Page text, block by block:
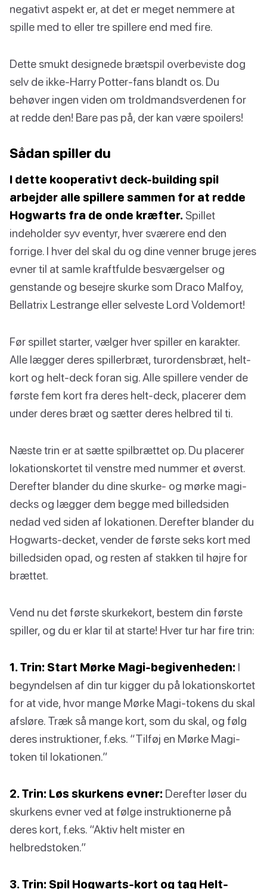
negativt aspekt er, at det er meget nemmere at
spille med to eller tre spillere end med fire.
Dette smukt designede brætspil overbeviste dog
selv de ikke-Harry Potter-fans blandt os. Du
behøver ingen viden om troldmandsverdenen for
at redde den! Bare pas på, der kan være spoilers!
Sådan spiller du
I dette kooperativt deck-building spil
arbejder alle spillere sammen for at redde
Hogwarts fra de onde kræfter. Spillet
indeholder syv eventyr, hver sværere end den
forrige. I hver del skal du og dine venner bruge jeres
evner til at samle kraftfulde besværgelser og
genstande og besejre skurke som Draco Malfoy,
Bellatrix Lestrange eller selveste Lord Voldemort!
Før spillet starter, vælger hver spiller en karakter.
Alle lægger deres spillerbræt, turordensbræt, helt-
kort og helt-deck foran sig. Alle spillere vender de
første fem kort fra deres helt-deck, placerer dem
under deres bræt og sætter deres helbred til ti.
Næste trin er at sætte spilbrættet op. Du placerer
lokationskortet til venstre med nummer et øverst.
Derefter blander du dine skurke- og mørke magi-
decks og lægger dem begge med billedsiden
nedad ved siden af lokationen. Derefter blander du
Hogwarts-decket, vender de første seks kort med
billedsiden opad, og resten af stakken til højre for
brættet.
Vend nu det første skurkekort, bestem din første
spiller, og du er klar til at starte! Hver tur har fire trin:
1. Trin: Start Mørke Magi-begivenheden: I
begyndelsen af din tur kigger du på lokationskortet
for at vide, hvor mange Mørke Magi-tokens du skal
afsløre. Træk så mange kort, som du skal, og følg
deres instruktioner, f.eks. “Tilføj en Mørke Magi-
token til lokationen.”
2. Trin: Løs skurkens evner: Derefter løser du
skurkens evner ved at følge instruktionerne på
deres kort, f.eks. “Aktiv helt mister en
helbredstoken.”
3. Trin: Spil Hogwarts-kort og tag Helt-